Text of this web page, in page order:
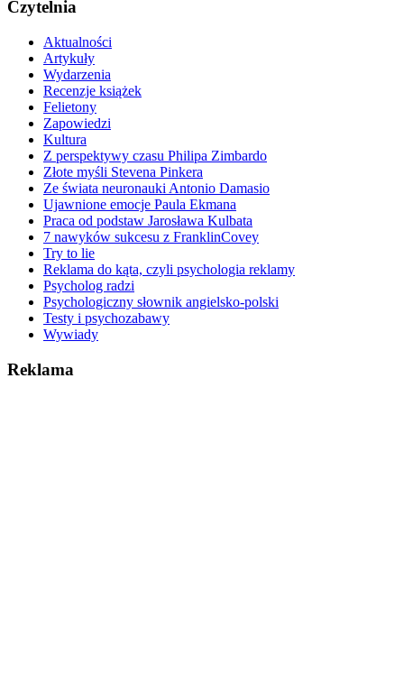
Czytelnia
Aktualności
Artykuły
Wydarzenia
Recenzje książek
Felietony
Zapowiedzi
Kultura
Z perspektywy czasu Philipa Zimbardo
Złote myśli Stevena Pinkera
Ze świata neuronauki Antonio Damasio
Ujawnione emocje Paula Ekmana
Praca od podstaw Jarosława Kulbata
7 nawyków sukcesu z FranklinCovey
Try to lie
Reklama do kąta, czyli psychologia reklamy
Psycholog radzi
Psychologiczny słownik angielsko-polski
Testy i psychozabawy
Wywiady
Reklama